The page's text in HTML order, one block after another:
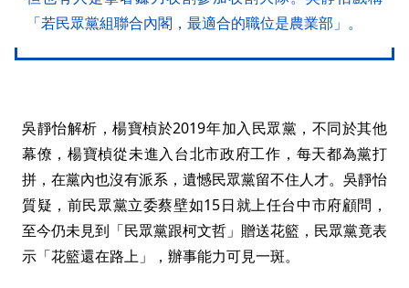
「若民眾黨組聯合內閣，最適合的職位是農業部」。
吳靜怡解析，楊寶楨於2019年加入民眾黨，不同於其他
幕僚，楊寶楨從未進入台北市政府工作，每天都為黨打
拼，在黨內也沒有派系，遺憾民眾黨留不住人才。吳靜怡
質疑，前民眾黨立委蔡壁如15日就上任台中市府顧問，
至今仍未見到「民眾黨跟柯文哲」贈送花籃，民眾黨竟表
示「花籃還在路上」，辦事能力可見一斑。